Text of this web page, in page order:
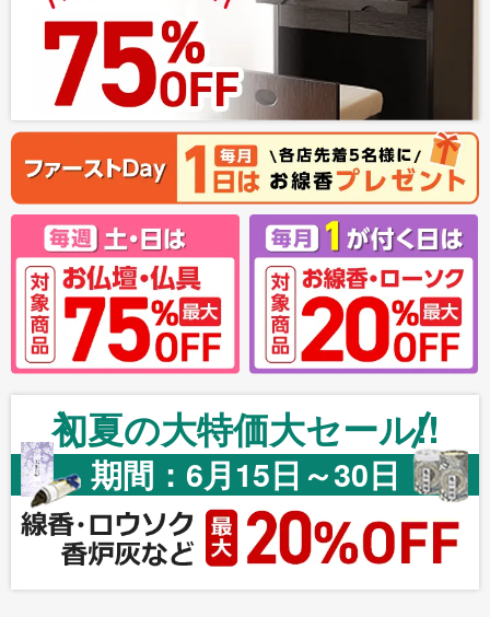
初夏の大特価大セール!!
期間：6月15日～30日